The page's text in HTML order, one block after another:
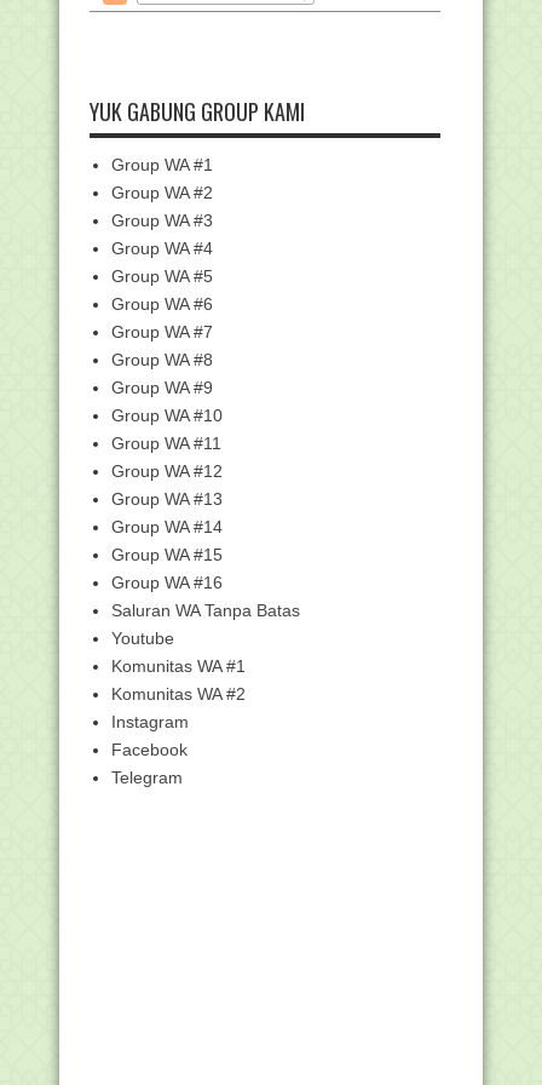
6 Siswa MAN 2 Mataram Ikuti Program
Download Komponen dan Bukti Fisik
EDM ERKAM (File ...
Kumpulan Link Twibbon Peringatan
G30S PKI
Umrah saat Pendemi : Sekali Umrah,
Sekali Salat di...
RPP 1 Lembar Fikih Madrasah
Ibtidaiyah (MI) Terbar...
Soal Latihan mengenai "Haid, Ihtilam
dan Mandi Waj...
Pemberitahuan Kegiatan Pelatihan
Calon FASDA Jenja...
Kemenag Bekali Guru Madrasah
Kemampuan Penulisan J...
Pengajuan Bantuan Pesantren Dibuka
Hingga 4 Oktobe...
[Simpatika] Panduan Cara Kelola
Penerima Tunjangan...
Pengumuman Hasil Seleksi Calon
Instruktur Tingkat ...
Arti Mimpi Gigi Copot atau Goyang
Juknis Sayembara Video Pembelajaran
Mulai Tugas)
Segera Cair
YUK GABUNG GROUP KAMI
Group WA #1
Group WA #2
Group WA #3
Group WA #4
Group WA #5
Group WA #6
Group WA #7
Group WA #8
Group WA #9
Group WA #10
Group WA #11
Group WA #12
Group WA #13
Group WA #14
Group WA #15
Group WA #16
Saluran WA Tanpa Batas
Youtube
Komunitas WA #1
Komunitas WA #2
Instagram
Facebook
Telegram